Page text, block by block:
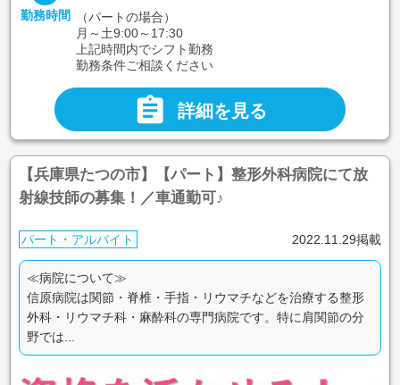
勤務時間
（パートの場合）
月～土9:00～17:30
上記時間内でシフト勤務
勤務条件ご相談ください
 詳細を見る
【兵庫県たつの市】【パート】整形外科病院にて放
射線技師の募集！／車通勤可♪
パート・アルバイト 2022.11.29掲載
≪病院について≫
信原病院は関節・脊椎・手指・リウマチなどを治療する整形
外科・リウマチ科・麻酔科の専門病院です。特に肩関節の分
野では...